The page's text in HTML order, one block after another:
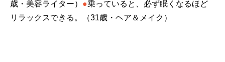
歳・美容ライター） ●乗っていると、必ず眠くなるほど
リラックスできる。（31歳・ヘア＆メイク）